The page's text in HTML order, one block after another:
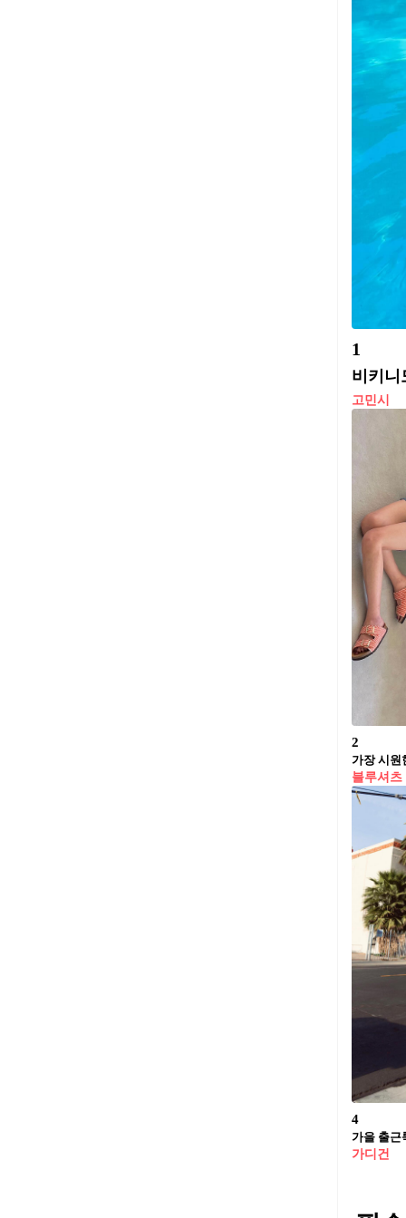
1
비키니
고민시
2
가장 시원
블루셔츠
4
가을 출근
가디건